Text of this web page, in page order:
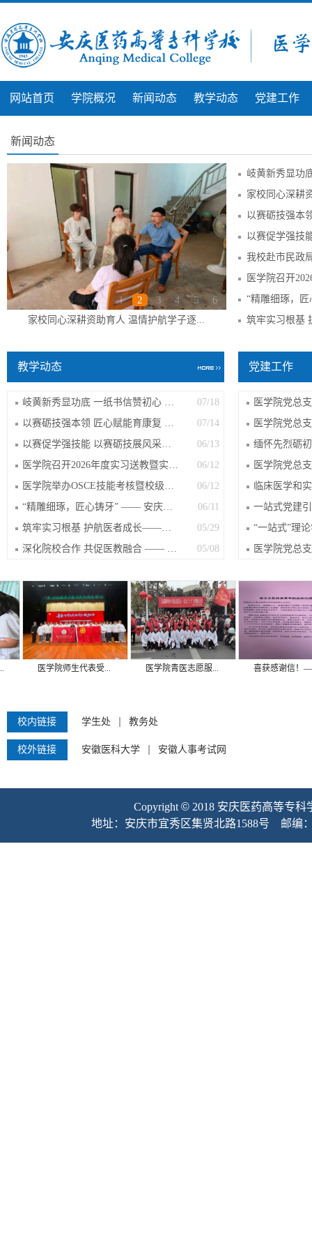
网站首页 学院概况 新闻动态 教学动态 党建工作
新闻动态
1 2 3 4 5 6
家校同心深耕资助育人 温情护航学子逐...
岐黄新秀显功
家校同心深耕
以赛砺技强本
以赛促学强技
我校赴市民政
医学院召开
“精雕细琢，
筑牢实习根
教学动态
07/18
岐黄新秀显功底 一纸书信赞初心 ——医...
07/14
以赛砺技强本领 匠心赋能育康复 —— 医...
06/13
以赛促学强技能 以赛砺技展风采——我校...
06/12
医学院召开2026年度实习送教暨实习队长...
06/12
医学院举办OSCE技能考核暨校级临床技能...
06/11
“精雕细琢，匠心铸牙” —— 安庆医药...
05/29
筑牢实习根基 护航医者成长——医学院开...
05/08
深化院校合作 共促医教融合 —— 安庆医...
党建工作
医学院师生代表受... 医学院青医志愿服... 喜获感谢信！
校内链接 学生处 教务处
校外链接 安徽医科大学 安徽人事考试网
Copyright © 2018 安庆医药高等专科
地址：安庆市宜秀区集贤北路1588号 邮编